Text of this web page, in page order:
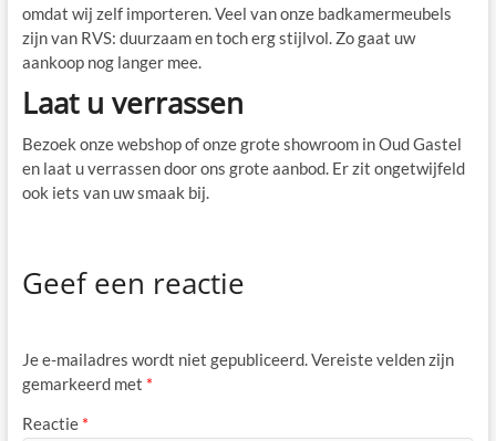
omdat wij zelf importeren. Veel van onze badkamermeubels
zijn van RVS: duurzaam en toch erg stijlvol. Zo gaat uw
aankoop nog langer mee.
Laat u verrassen
Bezoek onze webshop of onze grote showroom in Oud Gastel
en laat u verrassen door ons grote aanbod. Er zit ongetwijfeld
ook iets van uw smaak bij.
Geef een reactie
Je e-mailadres wordt niet gepubliceerd.Vereiste velden zijn
gemarkeerd met *
Reactie *